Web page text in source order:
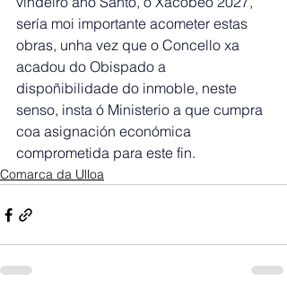
sería moi importante acometer estas
obras, unha vez que o Concello xa
acadou do Obispado a
dispoñibilidade do inmoble, neste
senso, insta ó Ministerio a que cumpra
coa asignación económica
comprometida para este fin.
Comarca da Ulloa